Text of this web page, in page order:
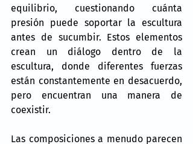
equilibrio, cuestionando cuánta
presión puede soportar la escultura
antes de sucumbir. Estos elementos
crean un diálogo dentro de la
escultura, donde diferentes fuerzas
están constantemente en desacuerdo,
pero encuentran una manera de
coexistir.
Las composiciones a menudo parecen